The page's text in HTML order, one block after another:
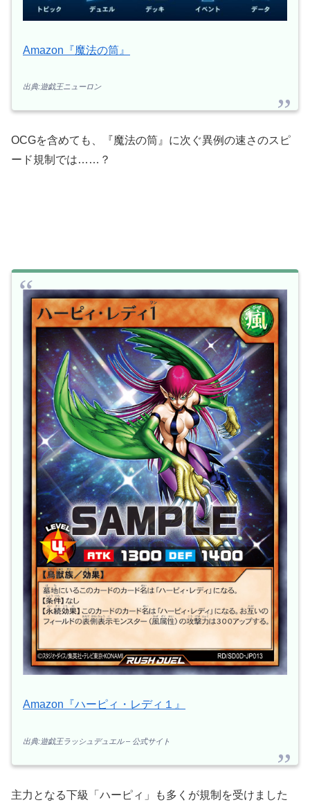
Amazon『魔法の筒』
出典:遊戯王ニューロン
OCGを含めても、『魔法の筒』に次ぐ異例の速さのスピ
ード規制では……？
Amazon『ハーピィ・レディ１』
出典:遊戯王ラッシュデュエル – 公式サイト
主力となる下級「ハーピィ」も多くが規制を受けました